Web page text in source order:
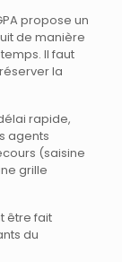
propose un
de manière
Il faut
la
rapide,
agents
(saisine
grille
être fait
du